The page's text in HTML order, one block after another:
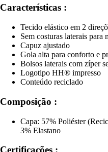
Características :
Tecido elástico em 2
Sem costuras laterais para
Capuz ajustado
Gola alta para conforto e
Bolsos laterais com zíper
Logotipo HH® impresso
Conteúdo reciclado
Composição :
Capa: 57% Poliéster
3% Elastano